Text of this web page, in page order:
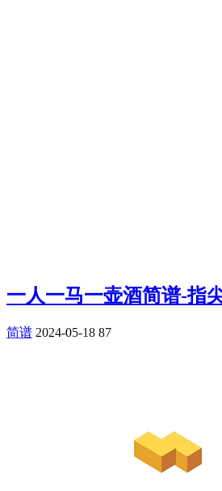
一人一马一壶酒简谱-指
简谱 2024-05-18 87